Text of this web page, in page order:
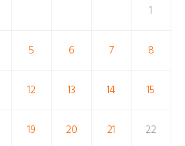
1
5 6 7 8
12 13 14 15
19 20 21 22